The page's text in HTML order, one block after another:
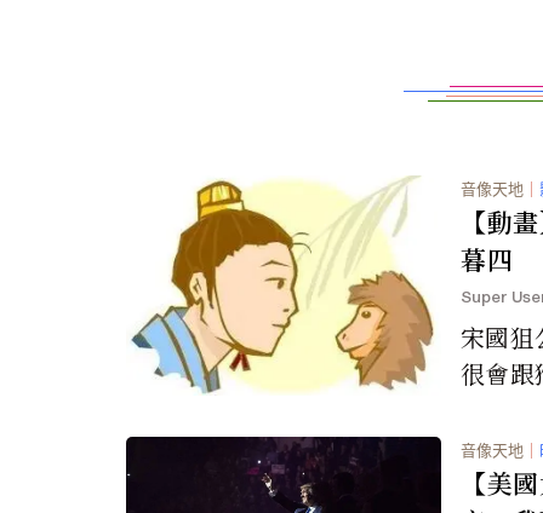
音像天地 ｜
【動
暮四
Super
宋國狙
很會跟
看
音像天地 ｜
【美